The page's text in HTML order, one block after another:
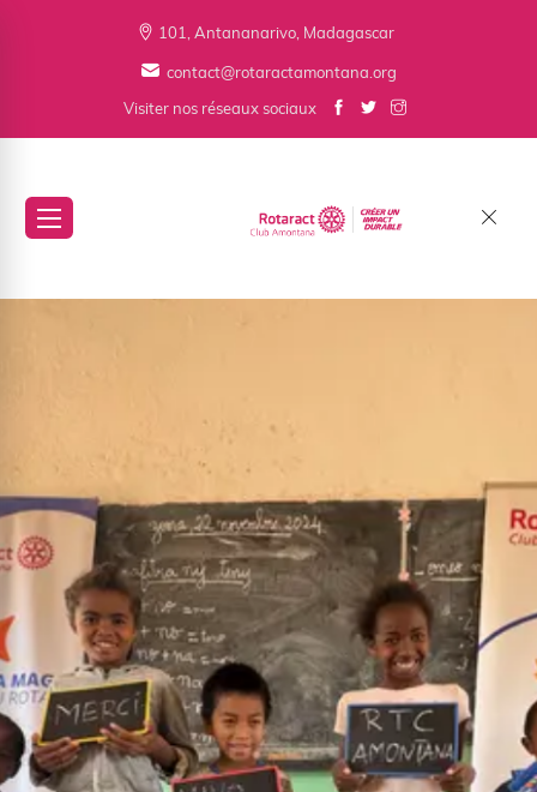
101, Antananarivo, Madagascar
contact@rotaractamontana.org
Visiter nos réseaux sociaux